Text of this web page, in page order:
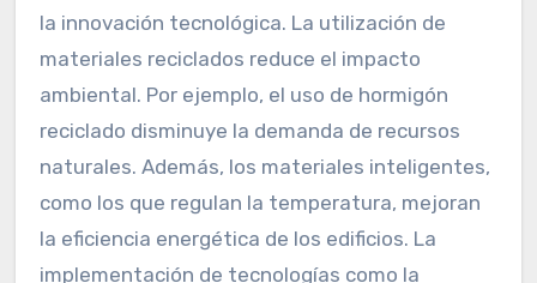
la innovación tecnológica. La utilización de
materiales reciclados reduce el impacto
ambiental. Por ejemplo, el uso de hormigón
reciclado disminuye la demanda de recursos
naturales. Además, los materiales inteligentes,
como los que regulan la temperatura, mejoran
la eficiencia energética de los edificios. La
implementación de tecnologías como la